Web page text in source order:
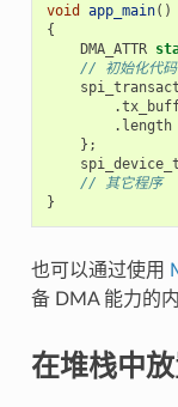
void app_main()
{
DMA_ATTR
// 初始化代码
.
. length
};
// 其它程序
}
也可以通过使用
备 DMA 能力的
在堆栈中